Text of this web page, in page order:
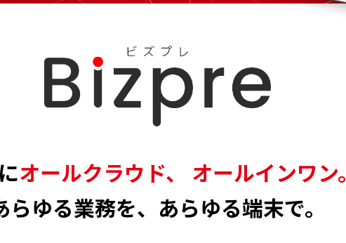
オールクラウド、
オールインワン。
らゆる業務を、あらゆる端末で。